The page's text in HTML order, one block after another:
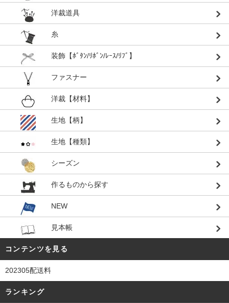
洋裁道具
糸
装飾【ﾎﾞﾀﾝ/ﾘﾎﾞﾝ/ﾚｰｽ/ﾘﾌﾞ】
ファスナー
洋裁【材料】
生地【柄】
生地【種類】
シーズン
作るものから探す
NEW
見本帳
コンテンツを見る
202305配送料
ランキング